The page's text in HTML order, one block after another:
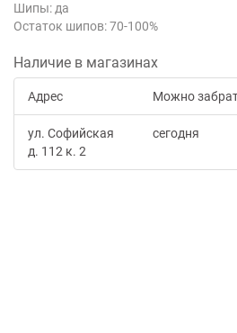
Шипы: да
Остаток шипов: 70-100%
Наличие в магазинах
Адрес Можно
ул. Софийская
д. 112 к. 2
сегодня